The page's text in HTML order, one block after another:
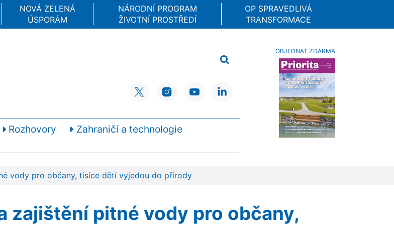
NOVÁ ZELENÁ
ÚSPORÁM
NÁRODNÍ PROGRAM
ŽIVOTNÍ PROSTŘEDÍ
OP SPRAVEDLIVÁ
TRANSFORMACE
Rozhovory
Zahraničí a technologie
OBJEDNAT ZDARMA
vody pro občany, tisíce dětí vyjedou do přírody
zajištění pitné vody pro občany,